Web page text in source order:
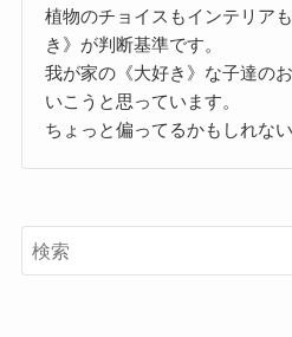
植物のチョイスもインテリア
き》が判断基準です。
我が家の《大好き》な子達の
いこうと思っています。
ちょっと偏ってるかもしれな